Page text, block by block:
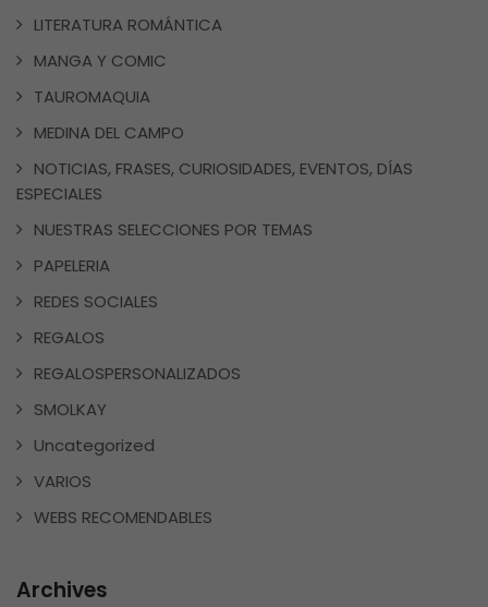
LITERATURA ROMÁNTICA
MANGA Y COMIC
TAUROMAQUIA
MEDINA DEL CAMPO
NOTICIAS, FRASES, CURIOSIDADES, EVENTOS, DÍAS
ESPECIALES
NUESTRAS SELECCIONES POR TEMAS
PAPELERIA
REDES SOCIALES
REGALOS
REGALOSPERSONALIZADOS
SMOLKAY
Uncategorized
VARIOS
WEBS RECOMENDABLES
Archives